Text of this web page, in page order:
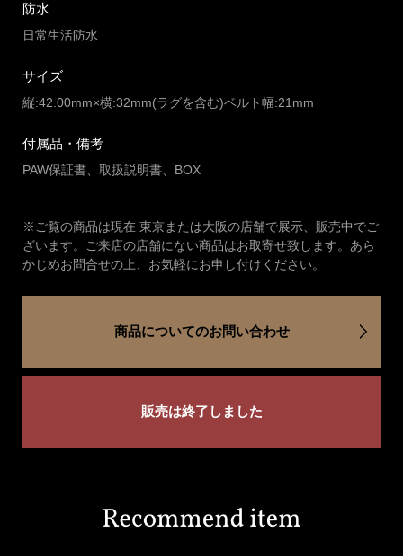
防水
日常生活防水
サイズ
縦:42.00mm×横:32mm(ラグを含む)ベルト幅:21mm
付属品・備考
PAW保証書、取扱説明書、BOX
※ご覧の商品は現在 東京または大阪の店舗で展示、販売中でご
ざいます。ご来店の店舗にない商品はお取寄せ致します。あら
かじめお問合せの上、お気軽にお申し付けください。
商品についてのお問い合わせ
販売は終了しました